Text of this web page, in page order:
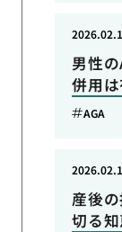
男性
併用
AGA
産後
切る知